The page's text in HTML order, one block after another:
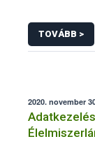
TOVÁBB >
2020. november